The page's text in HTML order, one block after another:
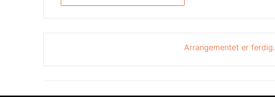
Arrangementet er ferdig.